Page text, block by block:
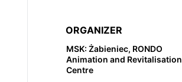
ORGANIZER
MSK: Żabieniec, RONDO
Animation and Revitalisation
Centre